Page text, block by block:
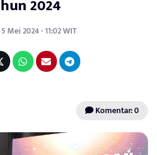
2024
Mei 2024 - 11:02 WIT
Komentar: 0